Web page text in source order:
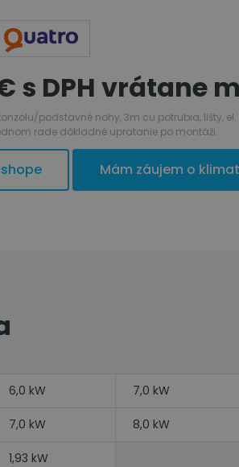
s DPH vrátane
podstavné nohy, 3m cu potrubia, lišty,
rade dôkladné upratanie po montáži.
Mám záujem o
6,0 kW 7,0 kW
7,0 kW 8,0 kW
1,93 kW